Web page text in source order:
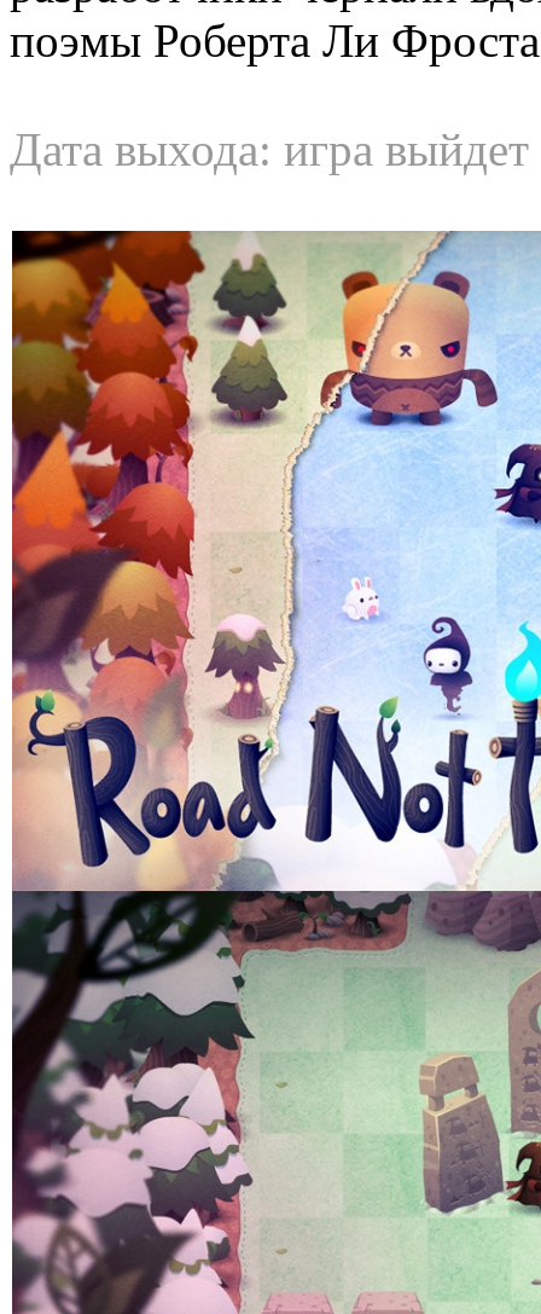
поэмы Роберта Ли
Дата выхода: игра